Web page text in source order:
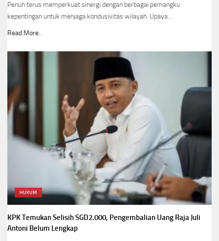
Penuh terus memperkuat sinergi dengan berbagai pemangku
kepentingan untuk menjaga kondusivitas wilayah. Upaya…
Read More..
HUKUM
KPK Temukan Selisih SGD2.000, Pengembalian Uang Raja Juli
Antoni Belum Lengkap